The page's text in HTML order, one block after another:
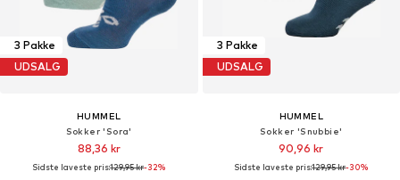
3 Pakke
UDSALG
HUMMEL
Sokker 'Sora'
88,36 kr
Sidste laveste pris:129,95 kr-32%
3 Pakke
UDSALG
HUMMEL
Sokker 'Snubbie'
90,96 kr
Sidste laveste pris:129,95 kr-30%